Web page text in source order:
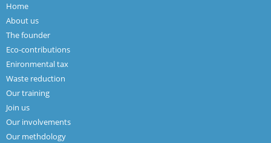
Home
About us
The founder
Eco-contributions
Enironmental tax
Waste reduction
Our training
Join us
Our involvements
Our methdology